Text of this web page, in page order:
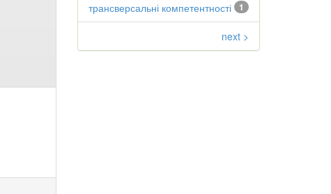
1
трансверсальні компетентності
next >